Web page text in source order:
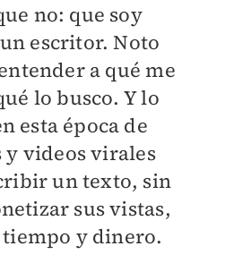
no: que soy
escritor. Noto
a qué me
lo busco. Y lo
esta época de
y videos virales
un texto, sin
sus vistas,
y dinero.